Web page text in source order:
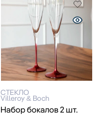
СТЕКЛО
Villeroy & Boch
Набор бокалов 2 шт.